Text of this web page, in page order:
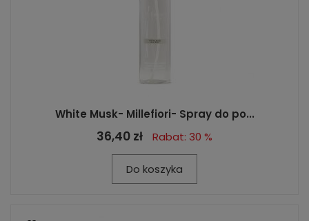
White Musk- Millefiori- Spray do po...
36,40 zł Rabat: 30 %
Do koszyka